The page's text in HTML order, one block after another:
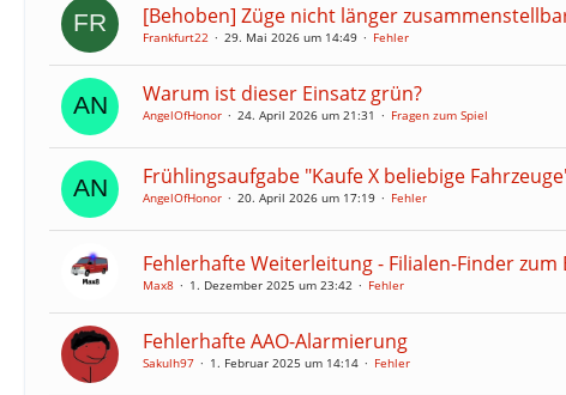
[Behoben] Züge nicht länger
Frankfurt22 29. Mai 2026 um 14:49 Fehler
Warum ist dieser Einsatz grün?
AngelOfHonor 24. April 2026 um 21:31 Fragen zum Spiel
Frühlingsaufgabe "Kaufe X beliebige
AngelOfHonor 20. April 2026 um 17:19 Fehler
Fehlerhafte Weiterleitung - Filialen-Finder zum
Max8 1. Dezember 2025 um 23:42 Fehler
Fehlerhafte AAO-Alarmierung
Sakulh97 1. Februar 2025 um 14:14 Fehler